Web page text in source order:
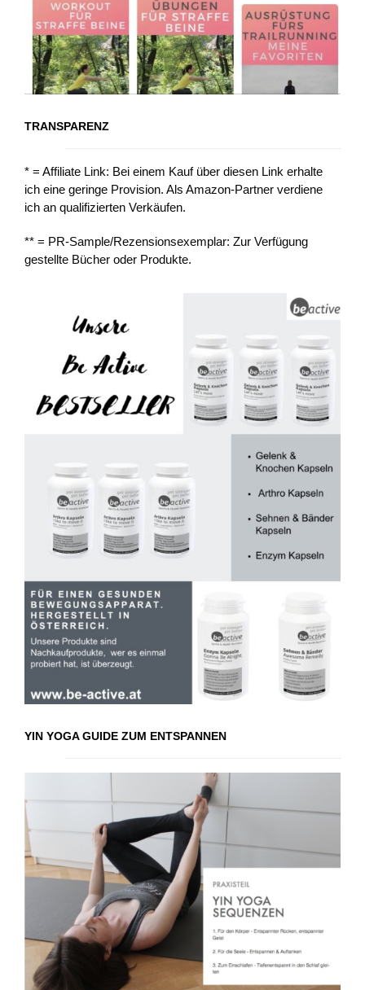
TRANSPARENZ
* = Affiliate Link: Bei einem Kauf über diesen Link erhalte
ich eine geringe Provision. Als Amazon-Partner verdiene
ich an qualifizierten Verkäufen.
** = PR-Sample/Rezensionsexemplar: Zur Verfügung
gestellte Bücher oder Produkte.
YIN YOGA GUIDE ZUM ENTSPANNEN